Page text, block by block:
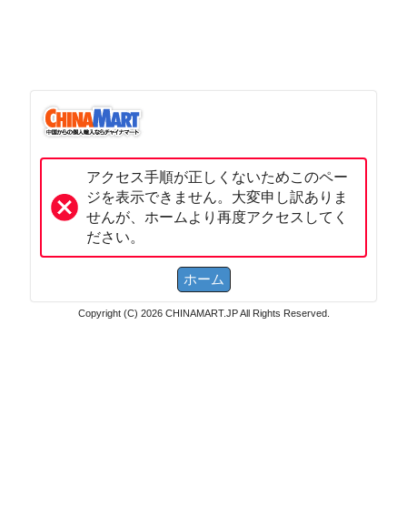
アクセス手順が正しくないためこのペー
ジを表示できません。大変申し訳ありま
せんが、ホームより再度アクセスしてく
ださい。
Copyright (C) 2026 CHINAMART.JP All Rights Reserved.